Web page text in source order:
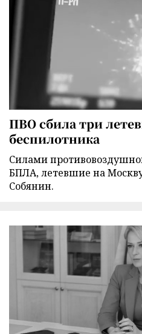
ПВО сбила три
беспилотника
Силами
БПЛА, летевшие на
Собянин.